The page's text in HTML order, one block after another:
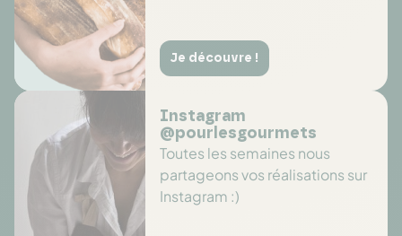
Je découvre !
Instagram
@pourlesgourmets
Toutes les semaines nous
partageons vos réalisations sur
Instagram :)